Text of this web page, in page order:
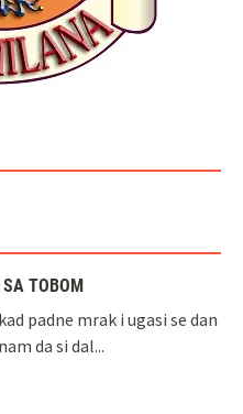
TOBOM
padne mrak i ugasi se dan
da si dal...